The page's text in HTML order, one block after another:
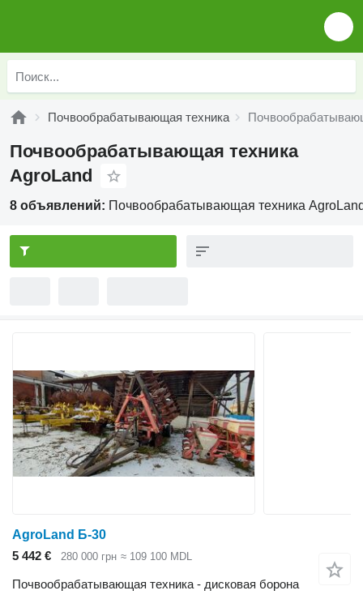
Почвообрабатывающая техника
Почвообрабатывающая техника
AgroLand
8 объявлений: Почвообрабатывающая техника
AgroLand Б-30
5 442 €
280 000 грн ≈ 109 100 MDL
Почвообрабатывающая техника - дисковая борона